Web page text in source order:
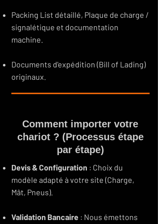
Packing List détaillé, Plaque de charge /
signalétique et documentation
machine.
Documents d'expédition (Bill of Lading)
originaux.
Comment importer votre
chariot ? (Processus étape
par étape)
Devis & Configuration : Choix du
modèle adapté à votre site (Charge,
Mât, Pneus).
Validation Bancaire: Nous émettons